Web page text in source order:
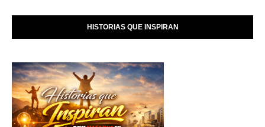
HISTORIAS QUE INSPIRAN